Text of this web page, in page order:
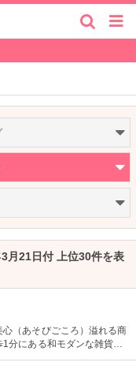
月21日付 上位30件を表
（あそびごころ）溢れる商
分にある和モダンな雑貨
いない商品が半数以上を占
くなりそう。